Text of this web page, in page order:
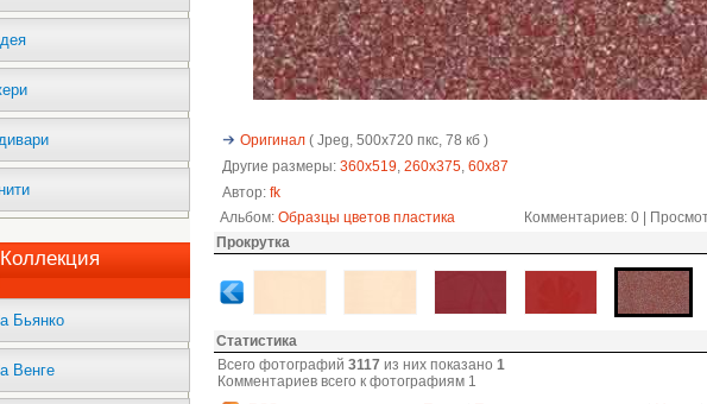
Бьянко
Венге
Оригинал ( Jpeg, 500x720 пкс, 78 кб )
Другие размеры: 360x519, 260x375, 60x87
Автор: fk
Альбом: Образцы цветов пластика
Комментариев: 0 |
Прокрутка
Статистика
Всего фотографий 3117 из них показано 1
Комментариев всего к фотографиям 1